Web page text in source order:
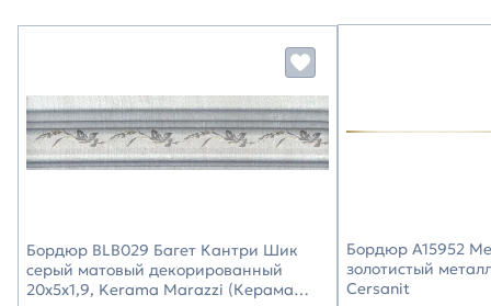
Бордюр BLB029 Багет Кантри Шик
серый матовый декорированный
20x5x1,9, Kerama Marazzi (Керама
Бордюр A15952
золотистый
Cersanit